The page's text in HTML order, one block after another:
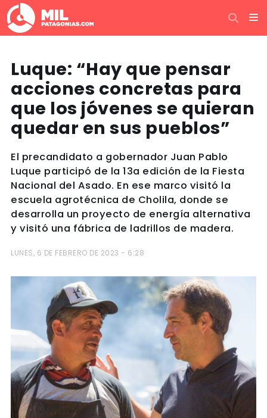
Luque: “Hay que pensar
acciones concretas para
que los jóvenes se quieran
quedar en sus pueblos”
El precandidato a gobernador Juan Pablo
Luque participó de la 13a edición de la Fiesta
Nacional del Asado. En ese marco visitó la
escuela agrotécnica de Cholila, donde se
desarrolla un proyecto de energía alternativa
y visitó una fábrica de ladrillos de madera.
LUNES, 6 DE FEBRERO DE 2023 - 6:28